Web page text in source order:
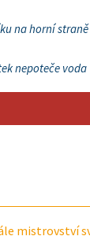
na horní straně
nepoteče voda